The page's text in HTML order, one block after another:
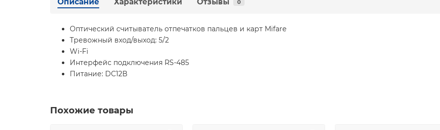
0
Оптический считыватель отпечатков пальцев и карт Mifare
Тревожный вход/выход: 5/2
Wi-Fi
Интерфейс подключения RS-485
Питание: DC12В
Похожие товары